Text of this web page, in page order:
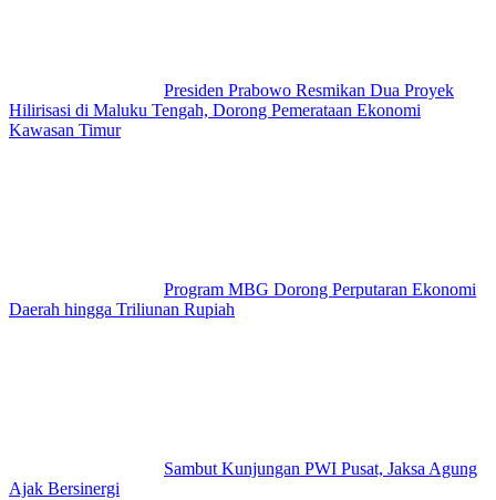
Presiden Prabowo Resmikan Dua Proyek
Hilirisasi di Maluku Tengah, Dorong Pemerataan Ekonomi
Kawasan Timur
Program MBG Dorong Perputaran Ekonomi
Daerah hingga Triliunan Rupiah
Sambut Kunjungan PWI Pusat, Jaksa Agung
Ajak Bersinergi